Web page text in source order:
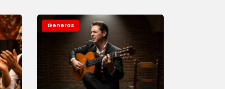
Generos